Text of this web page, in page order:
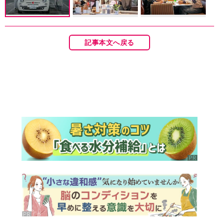
記事本文へ戻る